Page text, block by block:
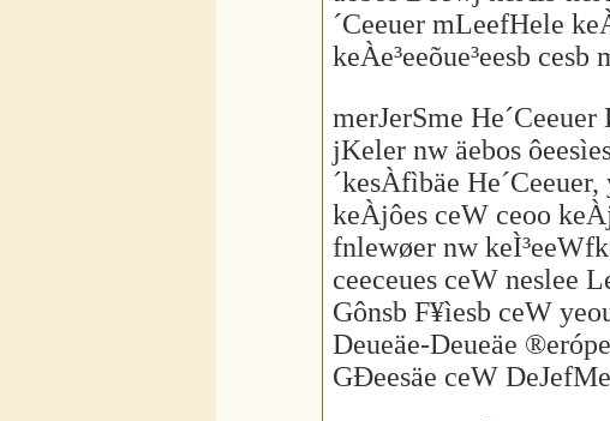
´Ceeuer mLeefHele
keÀe³eeõue³eesb
merJerSme
jKeler nw äebos
´kesÀfìbäe
keÀjôes ceW ceoo
fnlewøer nw
ceeceues ceW neslee
Gônsb F¥ìesb ceW
Deueäe-Deueäe
GÐeesäe ceW